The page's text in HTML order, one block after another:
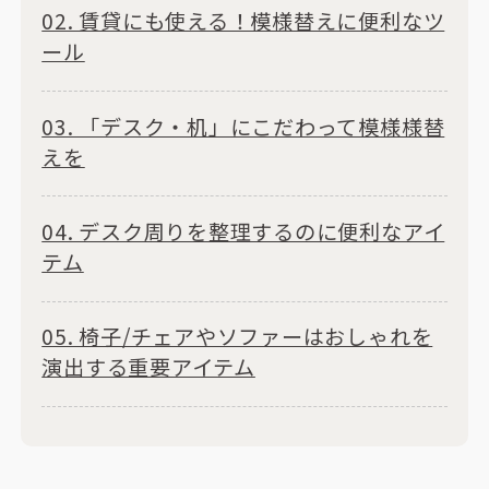
02. 賃貸にも使える！模様替えに便利なツ
ール
03. 「デスク・机」にこだわって模様様替
えを
04. デスク周りを整理するのに便利なアイ
テム
05. 椅子/チェアやソファーはおしゃれを
演出する重要アイテム